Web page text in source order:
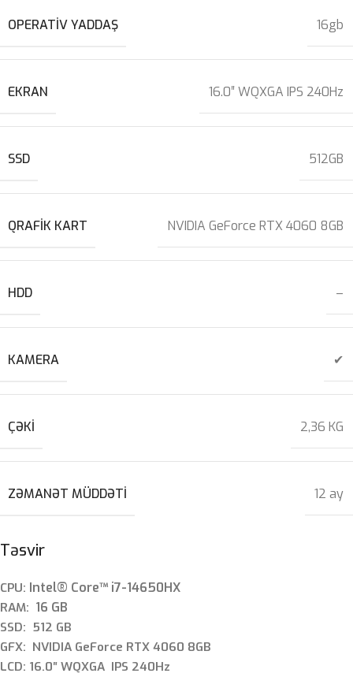
Təsvir
CPU: Intel® Core™ i7-14650HX
RAM: 16 GB
SSD: 512 GB
GFX: NVIDIA GeForce RTX 4060 8GB
LCD: 16.0″ WQXGA IPS 240Hz
OPERATIV YADDAŞ 16gb
EKRAN 16.0″ WQXGA IPS 240Hz
SSD 512GB
QRAFIK KART NVIDIA GeForce RTX 4060 8GB
HDD –
KAMERA ✔
ÇƏKI 2,36 KG
ZƏMANƏT MÜDDƏTI 12 ay